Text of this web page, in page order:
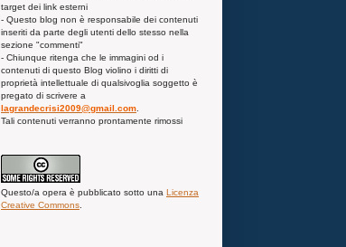
target dei link esterni
- Questo blog non è responsabile dei contenuti
inseriti da parte degli utenti dello stesso nella
sezione "commenti"
- Chiunque ritenga che le immagini od i
contenuti di questo Blog violino i diritti di
proprietà intellettuale di qualsivoglia soggetto è
pregato di scrivere a
lagrandecrisi2009@gmail.com
Tali contenuti verranno prontamente rimossi
Questo/a opera è pubblicato sotto una Licenza
Creative Commons